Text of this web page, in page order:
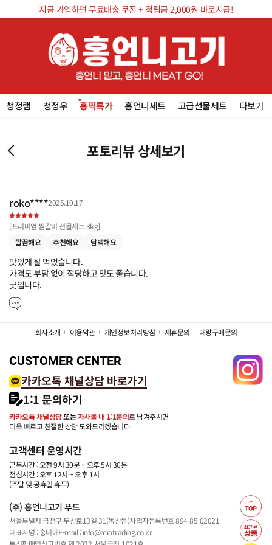
지금 가입하면 무료배송 쿠폰 + 적립금 2,000원 바로지급!
청정램 청정우 홍픽특가 홍언니세트 고급선물세트 다보기
포토리뷰 상세보기
roko****2025.10.17
[프리미엄 찜갈비 선물세트 3kg]
깔끔해요
추천해요 담백해요
맛있게 잘 먹었습니다.
가격도 부담 없이 적당하고 맛도 좋습니다.
굿입니다.
회사소개 이용약관 개인정보처리방침 제휴문의 대량구매문의
CUSTOMER CENTER
카카오톡 채널상담 바로가기
1:1 문의하기
카카오톡 채널상담또는자사몰 내 1:1문의로 남겨주시면
더욱 빠르고 친절한 상담 도와드리겠습니다.
고객센터 운영시간
근무시간 : 오전 9시 30분 ~ 오후 5시 30분
점심시간 : 오후 12시 ~ 오후 1시
(주말 및 공휴일 휴무)
(주) 홍언니고기 푸드
서울특별시 금천구 두산로13길 31(독산동)사업자등록번호 894-85-02021
대표자명 : 홍미애E-mail : info@miatrading.co.kr